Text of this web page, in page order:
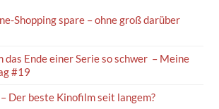
Shopping spare – ohne groß darüber
das Ende einer Serie so schwer – Meine
#19
Der beste Kinofilm seit langem?